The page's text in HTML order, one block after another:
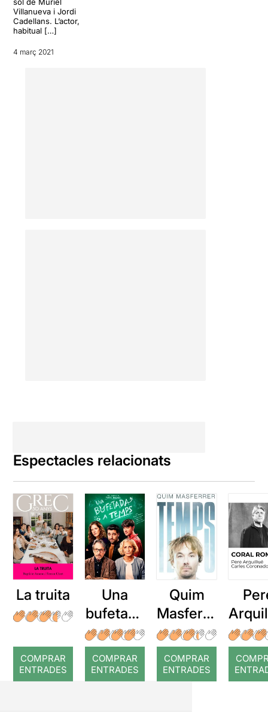
Villanueva i Jordi
Cadellans. L’actor,
habitual […]
4 març 2021
Espectacles relacionats
La truita
COMPRAR
ENTRADES
Una
bufetada
a temps
COMPRAR
ENTRADES
Quim
Masferre
r: Temps
COMPRAR
ENTRADES
: